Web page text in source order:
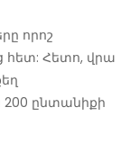
որոշ
հետ: Հետո, վրա
ընտանիքի